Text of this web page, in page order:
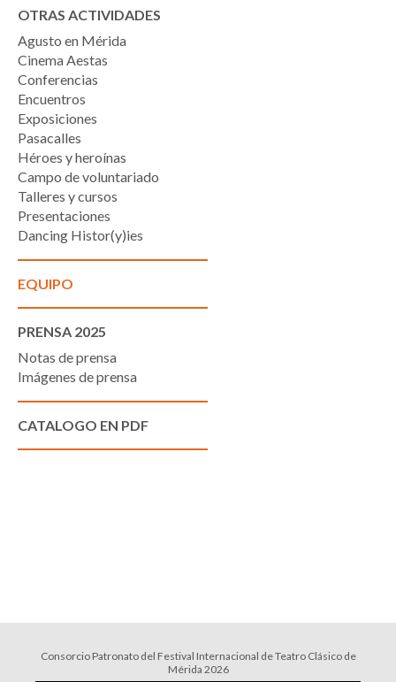
OTRAS ACTIVIDADES
Agusto en Mérida
Cinema Aestas
Conferencias
Encuentros
Exposiciones
Pasacalles
Héroes y heroínas
Campo de voluntariado
Talleres y cursos
Presentaciones
Dancing Histor(y)ies
EQUIPO
PRENSA 2025
Notas de prensa
Imágenes de prensa
CATALOGO EN PDF
Consorcio Patronato del Festival Internacional de Teatro Clásico de
Mérida 2026